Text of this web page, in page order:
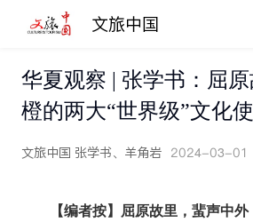
文旅中国
华夏观察 | 张学书：屈
橙的两大“世界级”文化
文旅中国 张学书、羊角岩 2024-03-01
【编者按】屈原故里，蜚声中